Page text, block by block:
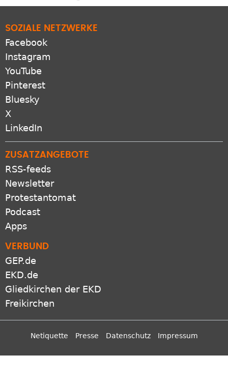
SOZIALE NETZWERKE
Facebook
Instagram
YouTube
Pinterest
Bluesky
X
LinkedIn
ZUSATZANGEBOTE
RSS-feeds
Newsletter
Protestantomat
Podcast
Apps
VERBUND
GEP.de
EKD.de
Gliedkirchen der EKD
Freikirchen
Netiquette Presse Datenschutz Impressum